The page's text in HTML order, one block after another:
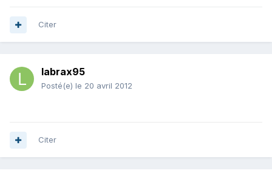
Citer
labrax95
Posté(e) le 20 avril 2012
Citer